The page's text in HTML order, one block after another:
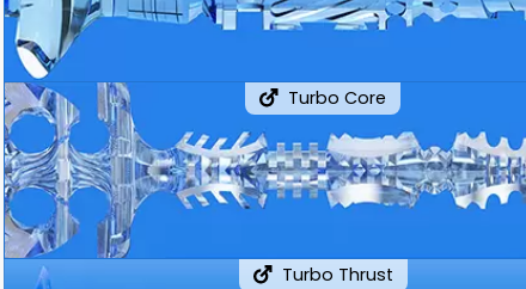
Turbo Core
Turbo Thrust